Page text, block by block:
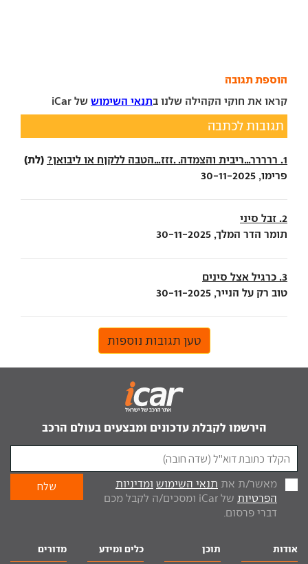
הוספת תגובה
קראו את חוקי הקהילה שלנו בתנאי השימוש של iCar
תגובות לכתבה
1. ררררר...ריבית והצמדה. .זזז...הטבה ללקןח או ליבואן? (לת)
פרימו, 30-11-2025
2. זבל סיני
תומר הדר המלך, 30-11-2025
3. כרגיל אצל סינים
טוב רק על הנייר, 30-11-2025
טען תגובות נוספות
הירשמו לקבלת עדכונים ומבצעים בעולם הרכב
מאשר/ת את תנאי השימוש ומדיניות
הפרטיות
של iCar ומסכים/ה לקבל מכם
דברי פרסום.
אודות תוכן כלים ומידע מדורים